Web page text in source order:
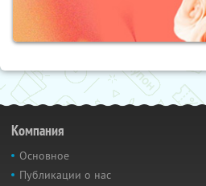
Компания
Основное
Публикации о нас